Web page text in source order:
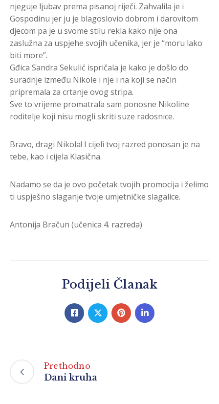
njeguje ljubav prema pisanoj riječi. Zahvalila je i
Gospodinu jer ju je blagoslovio dobrom i darovitom
djecom pa je u svome stilu rekla kako nije ona
zaslužna za uspjehe svojih učenika, jer je “moru lako
biti more”.
Gđica Sandra Sekulić ispričala je kako je došlo do
suradnje između Nikole i nje i na koji se način
pripremala za crtanje ovog stripa.
Sve to vrijeme promatrala sam ponosne Nikoline
roditelje koji nisu mogli skriti suze radosnice.
Bravo, dragi Nikola! I cijeli tvoj razred ponosan je na
tebe, kao i cijela Klasična.
Nadamo se da je ovo početak tvojih promocija i želimo
ti uspješno slaganje tvoje umjetničke slagalice.
Antonija Bračun (učenica 4. razreda)
Podijeli Članak
Prethodno
Dani kruha